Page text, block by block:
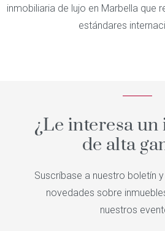
inmobiliaria de lujo en Marbella que
estándares
¿Le interesa
de alta
Suscríbase a nuestro boletín
novedades sobre
nuestros